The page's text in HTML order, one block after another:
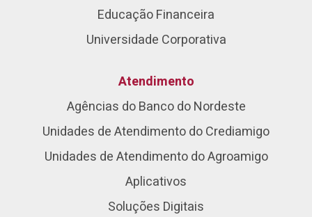
Educação Financeira
Universidade Corporativa
Atendimento
Agências do Banco do Nordeste
Unidades de Atendimento do Crediamigo
Unidades de Atendimento do Agroamigo
Aplicativos
Soluções Digitais